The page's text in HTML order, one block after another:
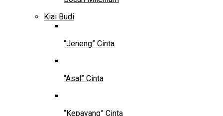
Kiai Budi
“Jeneng” Cinta
“Asal” Cinta
“Kepayang” Cinta